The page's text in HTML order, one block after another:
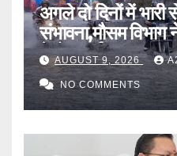
अगले दो दिनों में भारी
संभावना,मौसम
येलो अलर्ट
AUGUST 9, 2026
NO COMMENTS